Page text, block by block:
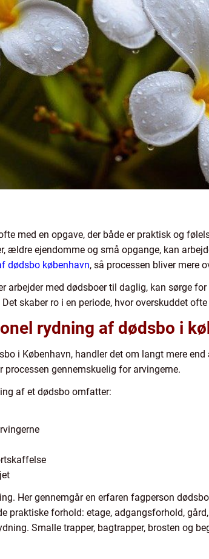
med en opgave, der både er praktisk og
ældre ejendomme og små opgange, kan
dødsbo københavn, så processen bliver mere
arbejder med dødsboer til daglig, kan sørge
skaber ro i en periode, hvor overskuddet
rydning af dødsbo i
i København, handler det om langt mere
gennemskuelig for arvingerne.
af et dødsbo omfatter:
Her gennemgår en erfaren fagperson
forhold: etage, adgangsforhold,
Smalle trapper, bagtrapper, brosten og